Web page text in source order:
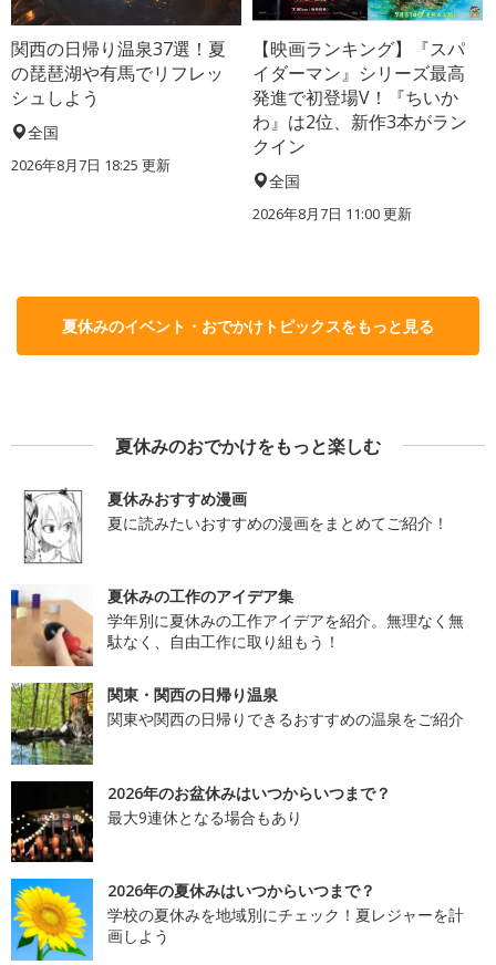
関西の日帰り温泉37選！夏
の琵琶湖や有馬でリフレッ
シュしよう
全国
2026年8月7日 18:25 更新
【映画ランキング】『スパ
イダーマン』シリーズ最高
発進で初登場V！『ちいか
わ』は2位、新作3本がラン
クイン
全国
2026年8月7日 11:00更新
夏休みのイベント・おでかけトピックスをもっと見る
夏休みのおでかけをもっと楽しむ
夏休みおすすめ漫画
夏に読みたいおすすめの漫画をまとめてご紹介！
夏休みの工作のアイデア集
学年別に夏休みの工作アイデアを紹介。無理なく無
駄なく、自由工作に取り組もう！
関東・関西の日帰り温泉
関東や関西の日帰りできるおすすめの温泉をご紹介
2026年のお盆休みはいつからいつまで？
最大9連休となる場合もあり
2026年の夏休みはいつからいつまで？
学校の夏休みを地域別にチェック！夏レジャーを計
画しよう